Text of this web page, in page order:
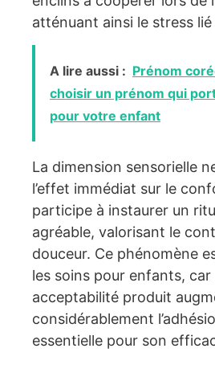
atténuant ainsi le stress lié
A lire aussi : Prénom
choisir un prénom qui
pour votre enfant
La dimension sensorielle
l’effet immédiat sur le
participe à instaurer un
agréable, valorisant le
douceur. Ce phénomène
les soins pour enfants,
acceptabilité produit
considérablement
essentielle pour son